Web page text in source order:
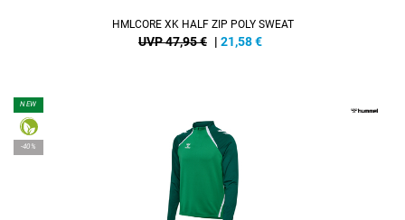
HMLCORE XK HALF ZIP POLY SWEAT
UVP 47,95 € | 21,58€
NEW
-40%